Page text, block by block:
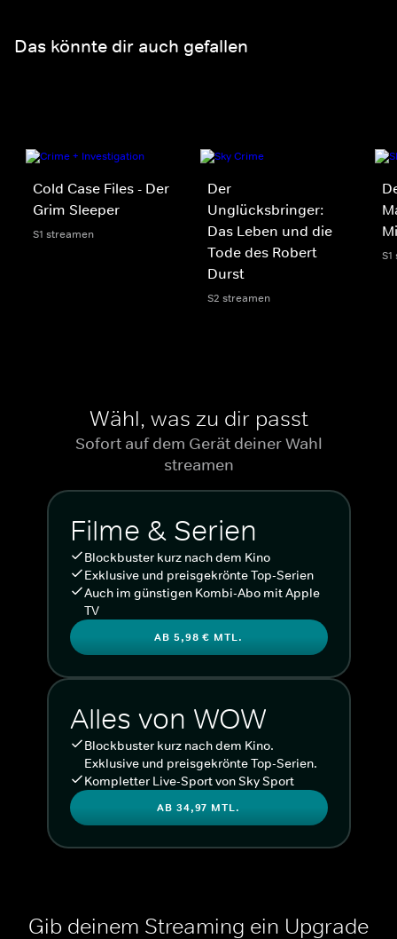
Das könnte dir auch gefallen
Cold Case Files - Der
Grim Sleeper
S1 streamen
Der
Unglücksbringer:
Das Leben und die
Tode des Robert
Durst
S2 streamen
Wähl, was zu dir passt
Sofort auf dem Gerät deiner Wahl
streamen
Filme & Serien
Blockbuster kurz nach dem Kino
Exklusive und preisgekrönte Top-Serien
Auch im günstigen Kombi-Abo mit Apple
TV
AB 5,98 € MTL.
Alles von WOW
Blockbuster kurz nach dem Kino.
Exklusive und preisgekrönte Top-Serien.
Kompletter Live-Sport von Sky Sport
AB 34,97 MTL.
Gib deinem Streaming ein Upgrade